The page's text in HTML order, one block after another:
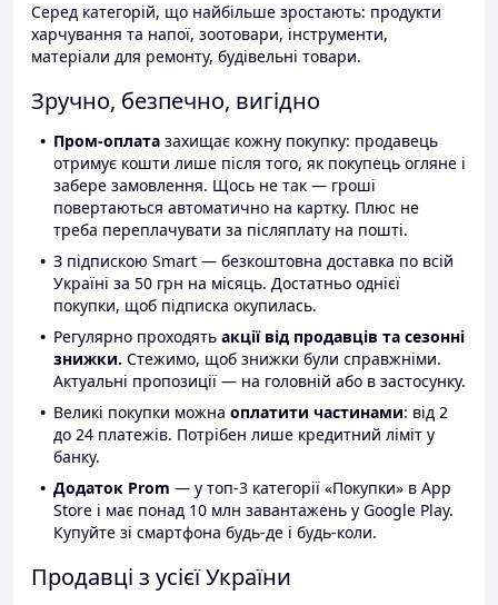
Серед категорій, що найбільше зростають: продукти
харчування та напої, зоотовари, інструменти,
матеріали для ремонту, будівельні товари.
Зручно, безпечно, вигідно
Пром-оплата захищає кожну покупку: продавець
отримує кошти лише після того, як покупець огляне і
забере замовлення. Щось не так — гроші
повертаються автоматично на картку. Плюс не
треба переплачувати за післяплату на пошті.
З підпискою Smart — безкоштовна доставка по всій
Україні за 50 грн на місяць. Достатньо однієї
покупки, щоб підписка окупилась.
Регулярно проходять акції від продавців та сезонні
знижки. Стежимо, щоб знижки були справжніми.
Актуальні пропозиції — на головній або в застосунку.
Великі покупки можна оплатити частинами: від 2
до 24 платежів. Потрібен лише кредитний ліміт у
банку.
Додаток Prom — у топ-3 категорії «Покупки» в App
Store і має понад 10 млн завантажень у Google Play.
Купуйте зі смартфона будь-де і будь-коли.
Продавці з усієї України